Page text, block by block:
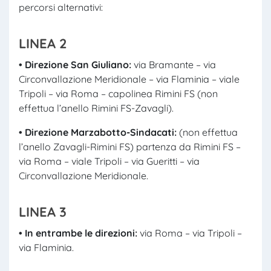
percorsi alternativi:
LINEA 2
• Direzione San Giuliano: via Bramante – via
Circonvallazione Meridionale – via Flaminia – viale
Tripoli – via Roma – capolinea Rimini FS (non
effettua l’anello Rimini FS-Zavagli).
• Direzione Marzabotto-Sindacati: (non effettua
l’anello Zavagli-Rimini FS) partenza da Rimini FS –
via Roma – viale Tripoli – via Gueritti – via
Circonvallazione Meridionale.
LINEA 3
• In entrambe le direzioni: via Roma – via Tripoli –
via Flaminia.